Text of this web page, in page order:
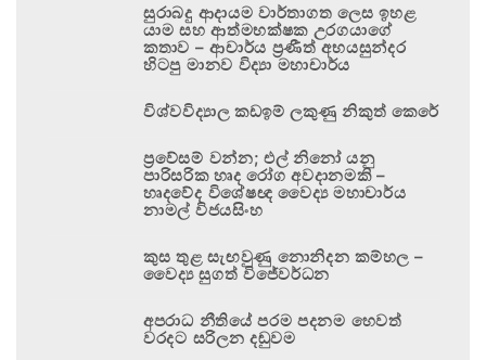
සුරාබදු ආදායම වාර්තාගත ලෙස ඉහළ
යාම සහ ආත්මභක්ෂක උරගයාගේ
කතාව – ආචාර්ය ප්‍රණීත් අභයසුන්දර
හිටපු මානව විද්‍යා මහාචාර්ය
විශ්වවිද්‍යාල කඩඉම් ලකුණු නිකුත් කෙරේ
ප්‍රවේසම් වන්න; එල් නිනෝ යනු
පාරිසරික හෘද රෝග අවදානමකි –
හෘදවේද විශේෂඥ වෛද්‍ය මහාචාර්ය
නාමල් විජයසිංහ
කුස තුළ සැඟවුණු නොනිදන කම්හල –
වෛද්‍ය සුගත් විජේවර්ධන
අපරාධ නීතියේ පරම පදනම හෙවත්
වරදට සරිලන දඬුවම